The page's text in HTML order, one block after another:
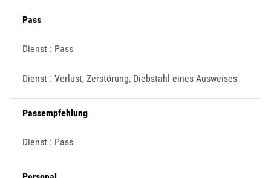
Pass
Dienst : Pass
Dienst : Verlust, Zerstörung, Diebstahl eines Ausweises
Passempfehlung
Dienst : Pass